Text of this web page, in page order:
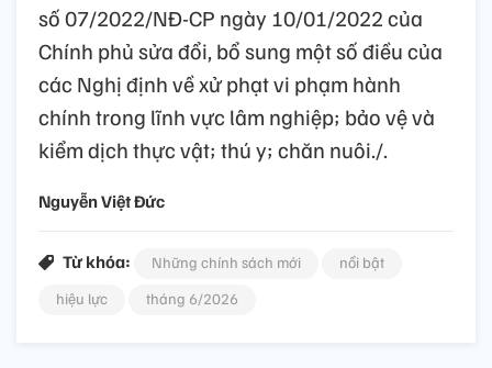
số 07/2022/NĐ-CP ngày 10/01/2022 của
Chính phủ sửa đổi, bổ sung một số điều của
các Nghị định về xử phạt vi phạm hành
chính trong lĩnh vực lâm nghiệp; bảo vệ và
kiểm dịch thực vật; thú y; chăn nuôi./.
Nguyễn Việt Đức
Từ khóa: Những chính sách mới
nổi bật
hiệu lực
tháng 6/2026